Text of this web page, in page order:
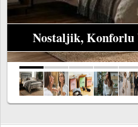
Yaşlanma Karşıtı